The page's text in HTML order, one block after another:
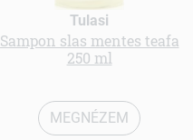
Tulasi
Sampon slas mentes teafa
250 ml
MEGNÉZEM